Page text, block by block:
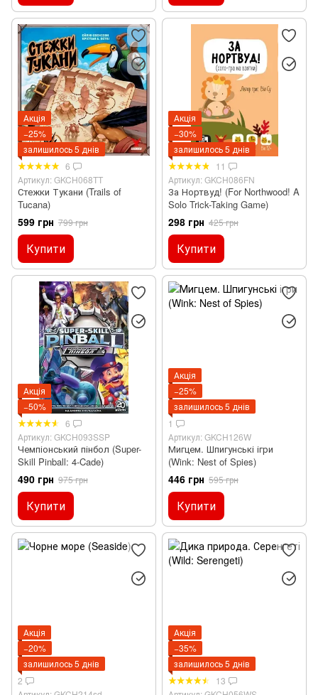
Акція
−25%
залишилось 5 днів
6
Артикул: GKCH068TT
Стежки Тукани (Trails of
Tucana)
599 грн 799 грн
Купити
Акція
−30%
залишилось 5 днів
11
Артикул: GKCH086FN
За Нортвуд! (For Northwood! A
Solo Trick-Taking Game)
298 грн 425 грн
Купити
Акція
−50%
6
Артикул: GKCH093SSP
Чемпіонський пінбол (Super-
Skill Pinball: 4-Cade)
490 грн 975 грн
Купити
Акція
−25%
залишилось 5 днів
1
Артикул: GKCH126W
Мигцем. Шпигунські ігри
(Wink: Nest of Spies)
446 грн 595 грн
Купити
Акція
−20%
залишилось 5 днів
2
Акція
−35%
залишилось 5 днів
13